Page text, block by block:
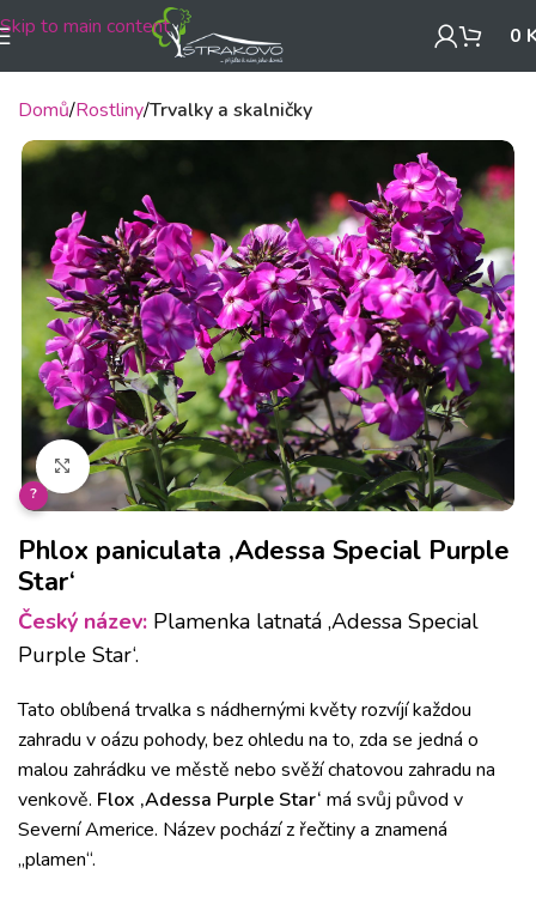
Skip to main content 0
Domů Rostliny Trvalky a skalničky
Klikněte pro zvětšení
?
Phlox paniculata ‚Adessa Special Purple
Star‘
Český název: Plamenka latnatá ‚Adessa Special
Purple Star‘.
Tato oblíbená trvalka s nádhernými květy rozvíjí každou
zahradu v oázu pohody, bez ohledu na to, zda se jedná o
malou zahrádku ve městě nebo svěží chatovou zahradu na
venkově. Flox ‚Adessa Purple Star‘ má svůj původ v
Severní Americe. Název pochází z řečtiny a znamená
„plamen“.